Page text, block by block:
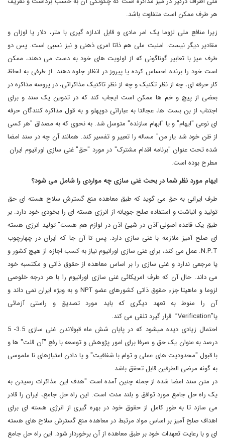
هر طرف ممکن است متفاوت باشد.
زیرا منافع ملی لزوما یک امر مادی و قابل اندازه گیری با متر، دلار یا اوزان و
مقادیر دیگر نیست. امنیت ملی هم ذاتا امری ذهنی و نیز نسبی است. پس دو
طرف میز با تعابیر گوناگونی که از اولویت های خود به دست می دهند، ممکن
است خود را برنده احساس کرده یا پیروز در انظار جلوه دهند. از طرفی به لحاظ
کار حرفه ای، چه از نظر تکنیک و چه از نظر تاکتیک مذاکراتی، در پروسه مذاکره در
بعضی از پیچ و خم ها ممکن است ایجاب کند که در تدوین یک سند و برای
اجتناب از بن بست ها، عجالتا به عباراتی دوپهلو و به قول مذاکره کنندگان حرفه
ای نوعی "ایهام" و یا "ابهام سازنده" متوسل شد. به نحوی که به مصداق "هر کسی
از ظن خود شد یار من" مساله را تعبیر و تفسیر کند. همانند آن چه در سند امضا
شده تحت عنوان "برنامه اقدام مشترک" در مورد "حق" غنی سازی اورانیوم ایران
مطرح بوده است.
ایهام مورد نظر شما در بحث غنی سازی چه مواردی را شامل می شود؟
طرف ایرانی به حق می گوید که طبق معاهده منع گسترش سلاح هسته ای حق
تولید و انباشت و استفاده صلح جویانه از انرژی هسته ای را بخودی خود دارد. بر
طبق یک قاعده اصولی"اذن در شیئ اذن در لوازم هم هست" تولید انرژی هسته
ای صلح آمیز ملازمه با غنی سازی دارد. پس تا آن جا که ایران در چهارچوب
N.P.T. عمل می کند، برای غنی سازی اورانیوم نیاز به کسب اجازه از هیچ کشور و
یا مرجعی ندارد و غنی سازی را بر اساس معاهده از حقوق ذاتی و مکتسبه خود
می داند. حال آن که طرف امریکائی غنی سازی اورانیوم را با هر درجه خلوصی
لزوما و ماهیتا جزء حقوق ذاتی کشورهای عضو NPT و به ویژه ایران نمی داند و
آن را منوط به تعهد دیگری که باید مورد تصدیق و راستی آزمائی
یا”Verification” قرار گیرد تلقی می کند.
احتمال زیادی دیده میشود که در پایان شش ماه قبولاندن غنی سازی 3.5- 5
درصد به عنوان یک حق و صرفا برای امور پژوهش و توسعه با رفع "آن قلت" ها و
با قبول "محدودیت های عملی و توام با شفافیت" و یا دادن امتیازهای نا ملموسی
به گونه مرضی الطرفین قابل تحقق باشد.
در متن سند امضا شده از جمله چنین آمده است "هدف این مذاکرات رسیدن به
یک راه حل جامع مورد توافق و بلند مدت است. این راه حل جامع، ایران را قادر
می سازد تا به طور کامل از حقوق خود در بهره گیری از انرژی هسته ای برای
اهداف صلح آمیز بر اساس مواد مرتبط در معاهده منع گسترش سلاح های هسته
ای و با رعایت تعهدات خود بر طبق معاهده از آن برخوردار شود. این راه حل جامع